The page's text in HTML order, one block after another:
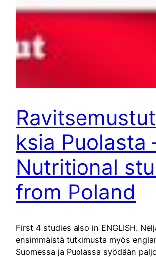
ksia Puolasta
Nutritional
from Poland
First 4 studies also in ENGLISH.
ensimmäistä tutkimusta myös
Suomessa ja Puolassa syödään